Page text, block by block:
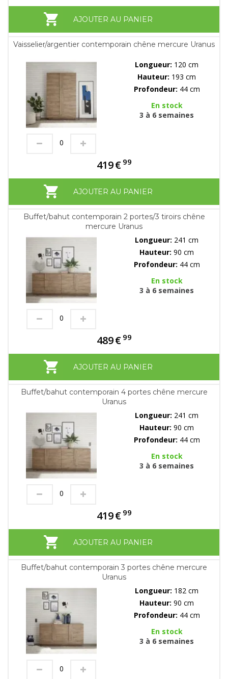
AJOUTER AU PANIER
Vaisselier/argentier contemporain chêne mercure Uranus
Longueur: 120 cm
Hauteur: 193 cm
Profondeur: 44 cm
En stock
3 à 6 semaines
419€ 99
AJOUTER AU PANIER
Buffet/bahut contemporain 2 portes/3 tiroirs chêne
mercure Uranus
Longueur: 241 cm
Hauteur: 90 cm
Profondeur: 44 cm
En stock
3 à 6 semaines
489€ 99
AJOUTER AU PANIER
Buffet/bahut contemporain 4 portes chêne mercure
Uranus
Longueur: 241 cm
Hauteur: 90 cm
Profondeur: 44 cm
En stock
3 à 6 semaines
419€ 99
AJOUTER AU PANIER
Buffet/bahut contemporain 3 portes chêne mercure
Uranus
Longueur: 182 cm
Hauteur: 90 cm
Profondeur: 44 cm
En stock
3 à 6 semaines